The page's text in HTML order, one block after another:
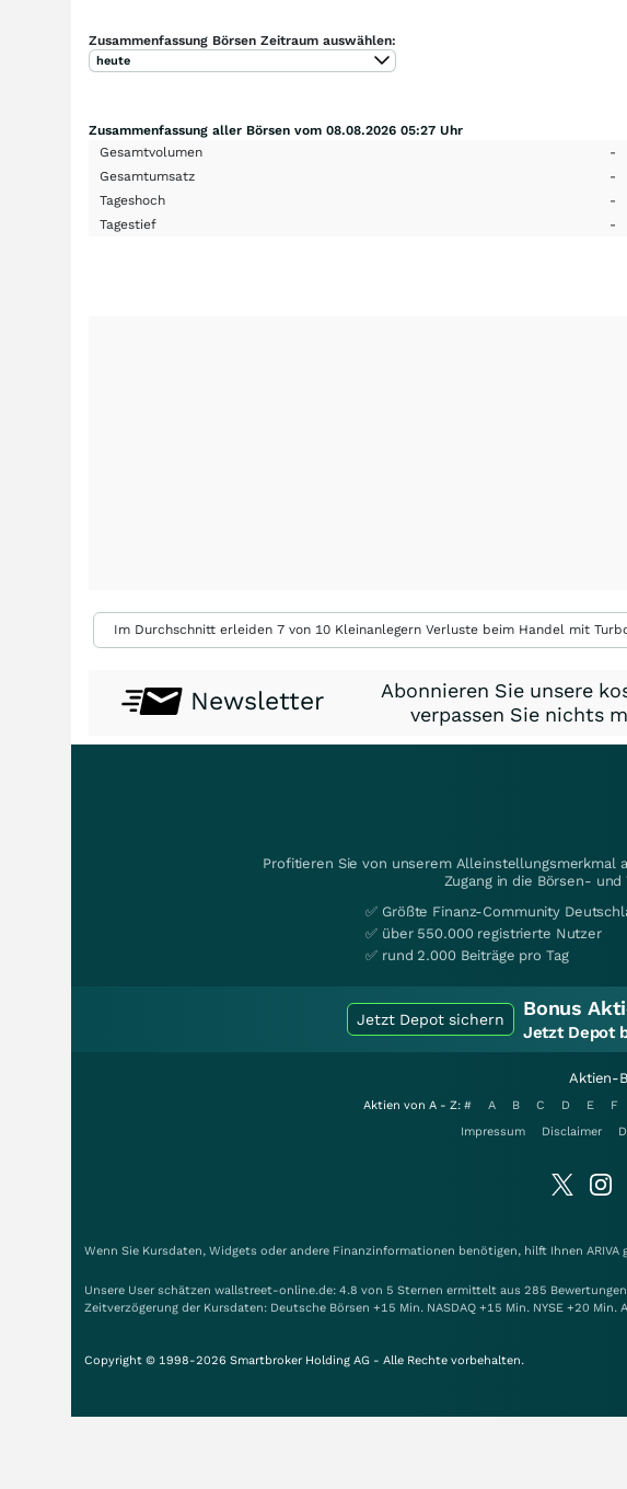
Zusammenfassung Börsen Zeitraum auswählen:
heute
Zusammenfassung aller Börsen vom 08.08.2026 05:27 Uhr
Gesamtvolumen
-
Gesamtumsatz
-
Tageshoch
-
Tagestief
-
Im Durchschnitt erleiden 7 von 10 Kleinanlegern Verluste beim Handel mit
Newsletter
Abonnieren Sie unsere
verpassen Sie nichts
Profitieren Sie von unserem Alleinstellungsmerkmal
Zugang in die Börsen-
✅ Größte Finanz-Community
✅ über 550.000 registrierte Nutzer
✅ rund 2.000 Beiträge pro Tag
Jetzt Depot sichern Bonus
Jetzt Depot
Aktien-
Aktien von A - Z: # A B C D E F
Impressum
Disclaimer
Wenn Sie Kursdaten, Widgets oder andere Finanzinformationen benötigen, hilft Ihnen ARIVA
Unsere User schätzen wallstreet-online.de: 4.8 von 5 Sternen ermittelt aus 285
Zeitverzögerung der Kursdaten: Deutsche Börsen +15 Min. NASDAQ +15 Min. NYSE +20
Copyright © 1998-2026 Smartbroker Holding AG - Alle Rechte vorbehalten.